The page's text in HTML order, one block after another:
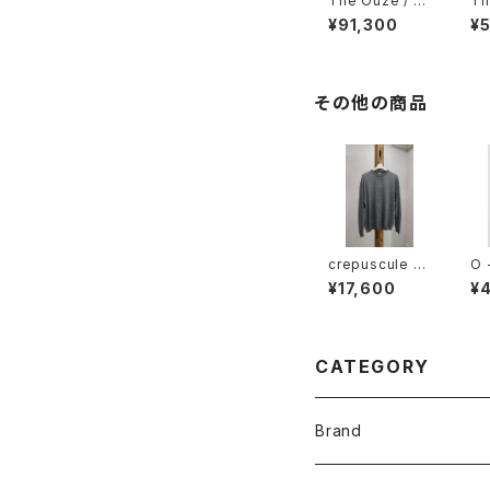
amond and Sa
pphire Scatte
¥91,300
eti
e
その他の商品
crepuscule /
W/G Rametrim
ming P/O
¥17,600
O
CATEGORY
Brand